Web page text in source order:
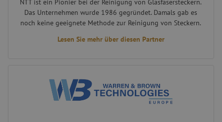
Das Unternehmen wurde 1986 gegründet. Damals gab es
noch keine geeignete Methode zur Reinigung von Steckern.
Lesen Sie mehr über diesen Partner